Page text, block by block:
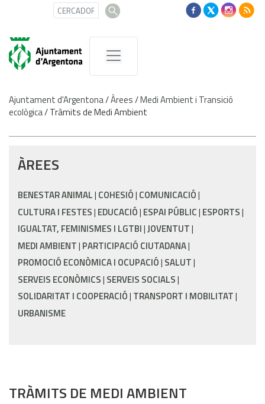
Ajuntament d'Argentona/Àrees/Medi Ambient i Transició
ecològica/Tràmits de Medi Ambient
ÀREES
BENESTAR ANIMAL COHESIÓ COMUNICACIÓ
CULTURA I FESTES EDUCACIÓ ESPAI PÚBLIC ESPORTS
IGUALTAT, FEMINISMES I LGTBI JOVENTUT
MEDI AMBIENT PARTICIPACIÓ CIUTADANA
PROMOCIÓ ECONÒMICA I OCUPACIÓ SALUT
SERVEIS ECONÒMICS SERVEIS SOCIALS
SOLIDARITAT I COOPERACIÓ TRANSPORT I MOBILITAT
URBANISME
TRÀMITS DE MEDI AMBIENT